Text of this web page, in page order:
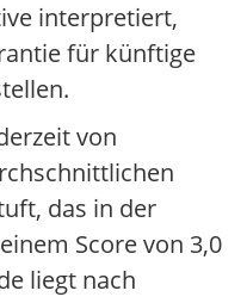
interpretiert,
für künftige
von
das in der
Score von 3,0
liegt nach